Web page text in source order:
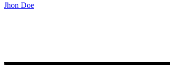
Jhon Doe